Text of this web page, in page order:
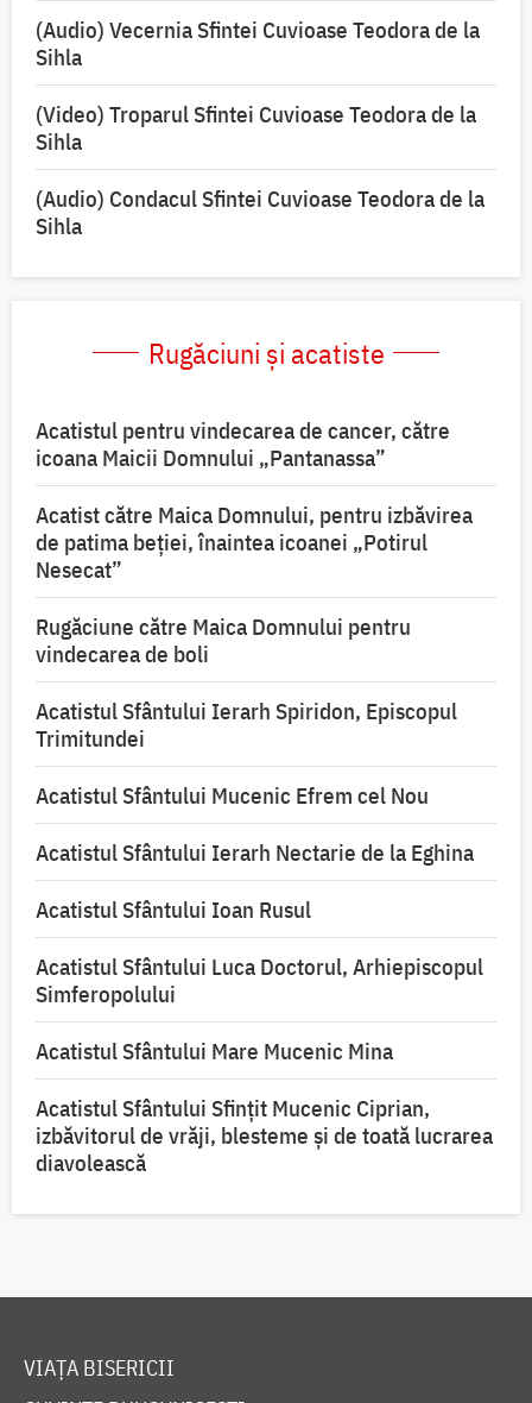
(Audio) Vecernia Sfintei Cuvioase Teodora de la
Sihla
(Video) Troparul Sfintei Cuvioase Teodora de la
Sihla
(Audio) Condacul Sfintei Cuvioase Teodora de la
Sihla
Rugăciuni și acatiste
Acatistul pentru vindecarea de cancer, către
icoana Maicii Domnului „Pantanassa”
Acatist către Maica Domnului, pentru izbăvirea
de patima beției, înaintea icoanei „Potirul
Nesecat”
Rugăciune către Maica Domnului pentru
vindecarea de boli
Acatistul Sfântului Ierarh Spiridon, Episcopul
Trimitundei
Acatistul Sfântului Mucenic Efrem cel Nou
Acatistul Sfântului Ierarh Nectarie de la Eghina
Acatistul Sfântului Ioan Rusul
Acatistul Sfântului Luca Doctorul, Arhiepiscopul
Simferopolului
Acatistul Sfântului Mare Mucenic Mina
Acatistul Sfântului Sfințit Mucenic Ciprian,
izbăvitorul de vrăji, blesteme și de toată lucrarea
diavolească
VIAȚA BISERICII